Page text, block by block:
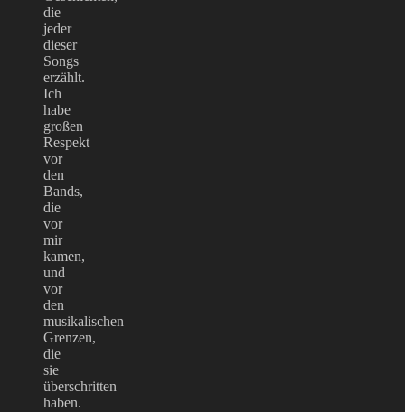
die
jeder
dieser
Songs
erzählt.
Ich
habe
großen
Respekt
vor
den
Bands,
die
vor
mir
kamen,
und
vor
den
musikalischen
Grenzen,
die
sie
überschritten
haben.